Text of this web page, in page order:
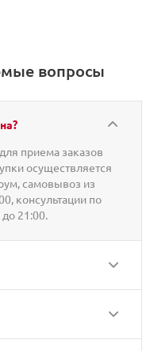
вопросы
приема заказов
осуществляется
самовывоз из
консультации по
21:00.